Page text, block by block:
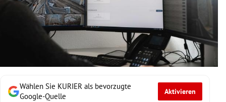
Untermenü
Wählen Sie KURIER als bevorzugte
Google-Quelle
Aktivieren